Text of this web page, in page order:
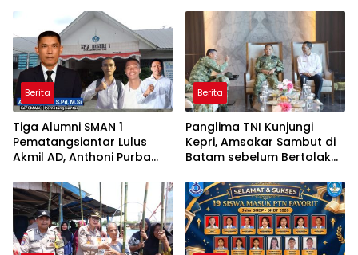
Penyebar Hoaks ke Polda
Kepri!
Gelar Berbagai
Perlombaan
Berita
Tiga Alumni SMAN 1
Pematangsiantar Lulus
Akmil AD, Anthoni Purba
Berita
Panglima TNI Kunjungi
Kepri, Amsakar Sambut di
Batam sebelum Bertolak